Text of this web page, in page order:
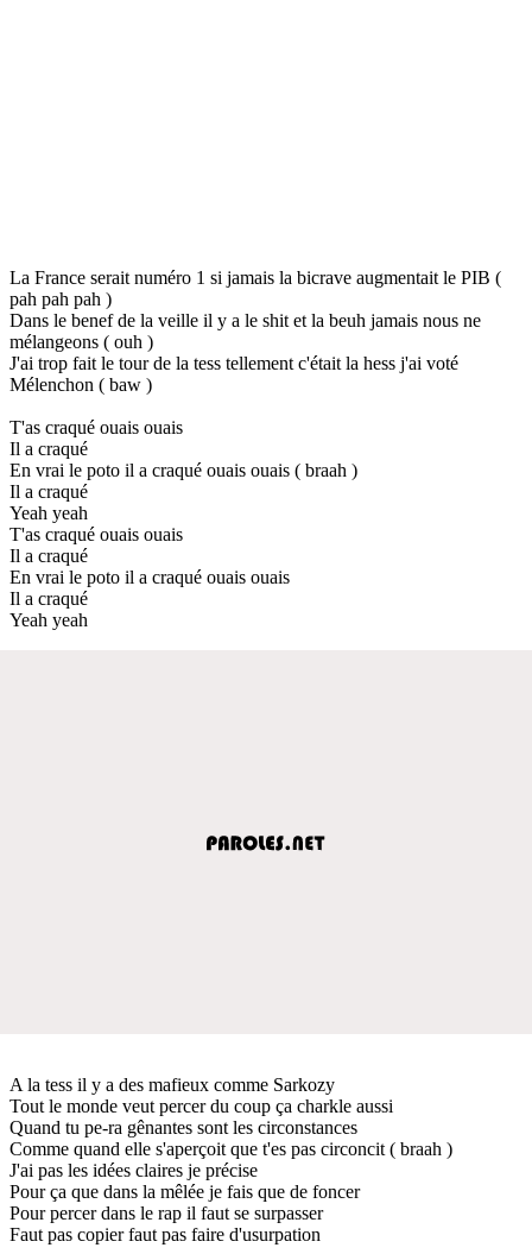
La France serait numéro 1 si jamais la bicrave augmentait le PIB (
pah pah pah )
Dans le benef de la veille il y a le shit et la beuh jamais nous ne
mélangeons ( ouh )
J'ai trop fait le tour de la tess tellement c'était la hess j'ai voté
Mélenchon ( baw )
T'as craqué ouais ouais
Il a craqué
En vrai le poto il a craqué ouais ouais ( braah )
Il a craqué
Yeah yeah
T'as craqué ouais ouais
Il a craqué
En vrai le poto il a craqué ouais ouais
Il a craqué
Yeah yeah
A la tess il y a des mafieux comme Sarkozy
Tout le monde veut percer du coup ça charkle aussi
Quand tu pe-ra gênantes sont les circonstances
Comme quand elle s'aperçoit que t'es pas circoncit ( braah )
J'ai pas les idées claires je précise
Pour ça que dans la mêlée je fais que de foncer
Pour percer dans le rap il faut se surpasser
Faut pas copier faut pas faire d'usurpation